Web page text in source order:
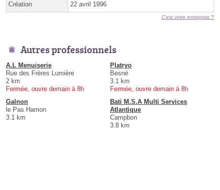
Création 22 avril 1996
C'est votre entreprise ?
Autres professionnels
A.L Menuiserie
Rue des Frères Lumière
2 km
Fermée, ouvre demain à 8h
Platryo
Besné
3.1 km
Fermée, ouvre demain à 8h
Galnon
le Pas Hamon
3.1 km
Bati M.S.A Multi Services
Atlantique
Campbon
3.8 km